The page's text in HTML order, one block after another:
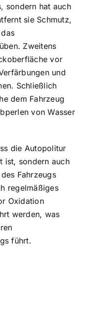
sondern hat auch
sie Schmutz,
Zweitens
vor
und
Schließlich
dem Fahrzeug
von Wasser
die Autopolitur
ist, sondern auch
Fahrzeugs
regelmäßiges
Oxidation
werden, was
führt.